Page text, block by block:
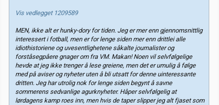
Vis vedlegget 1209589
MEN, ikke alt er hunky-dory for tiden. Jeg er mer enn gjennomsnittlig
interessert i fotball, men er for lenge siden mer enn drittlei alle
idiothistoriene og uvesentlighetene såkalte journalister og
forståsegpåere gnager om fra VM. Makan! Noen vil selvfølgelige
hevde at jeg ikke trenger å lese greiene, men det er umulig å følge
med på aviser og nyheter uten å bli utsatt for denne uinteressante
dritten. Jeg har utrolig nok for lenge siden begynt å savne
sommerens sedvanlige agurknyheter. Håper selvfølgelig at
lørdagens kamp roes inn, men hvis de taper slipper jeg alt fjaset som